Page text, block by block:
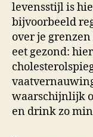
levensstijl is
bijvoorbeeld
over je
eet gezond:
waarschijnlijk
en drink zo